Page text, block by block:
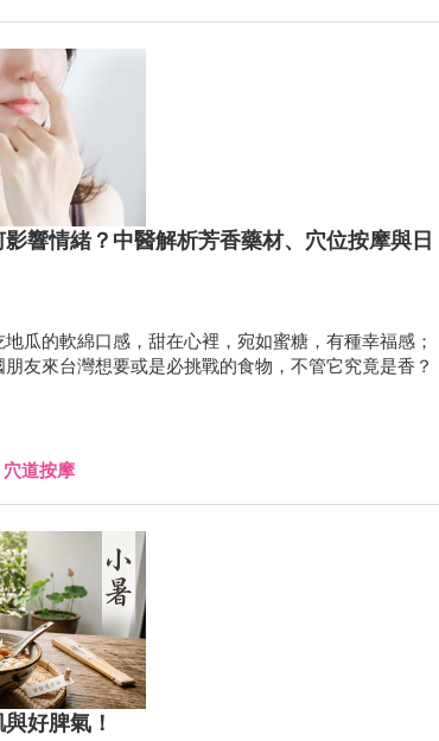
響情緒？中醫解析芳香藥材、穴位按摩與日
瓜的軟綿口感，甜在心裡，宛如蜜糖，有種幸福感；
友來台灣想要或是必挑戰的食物，不管它究竟是香？
穴道按摩
好脾氣！